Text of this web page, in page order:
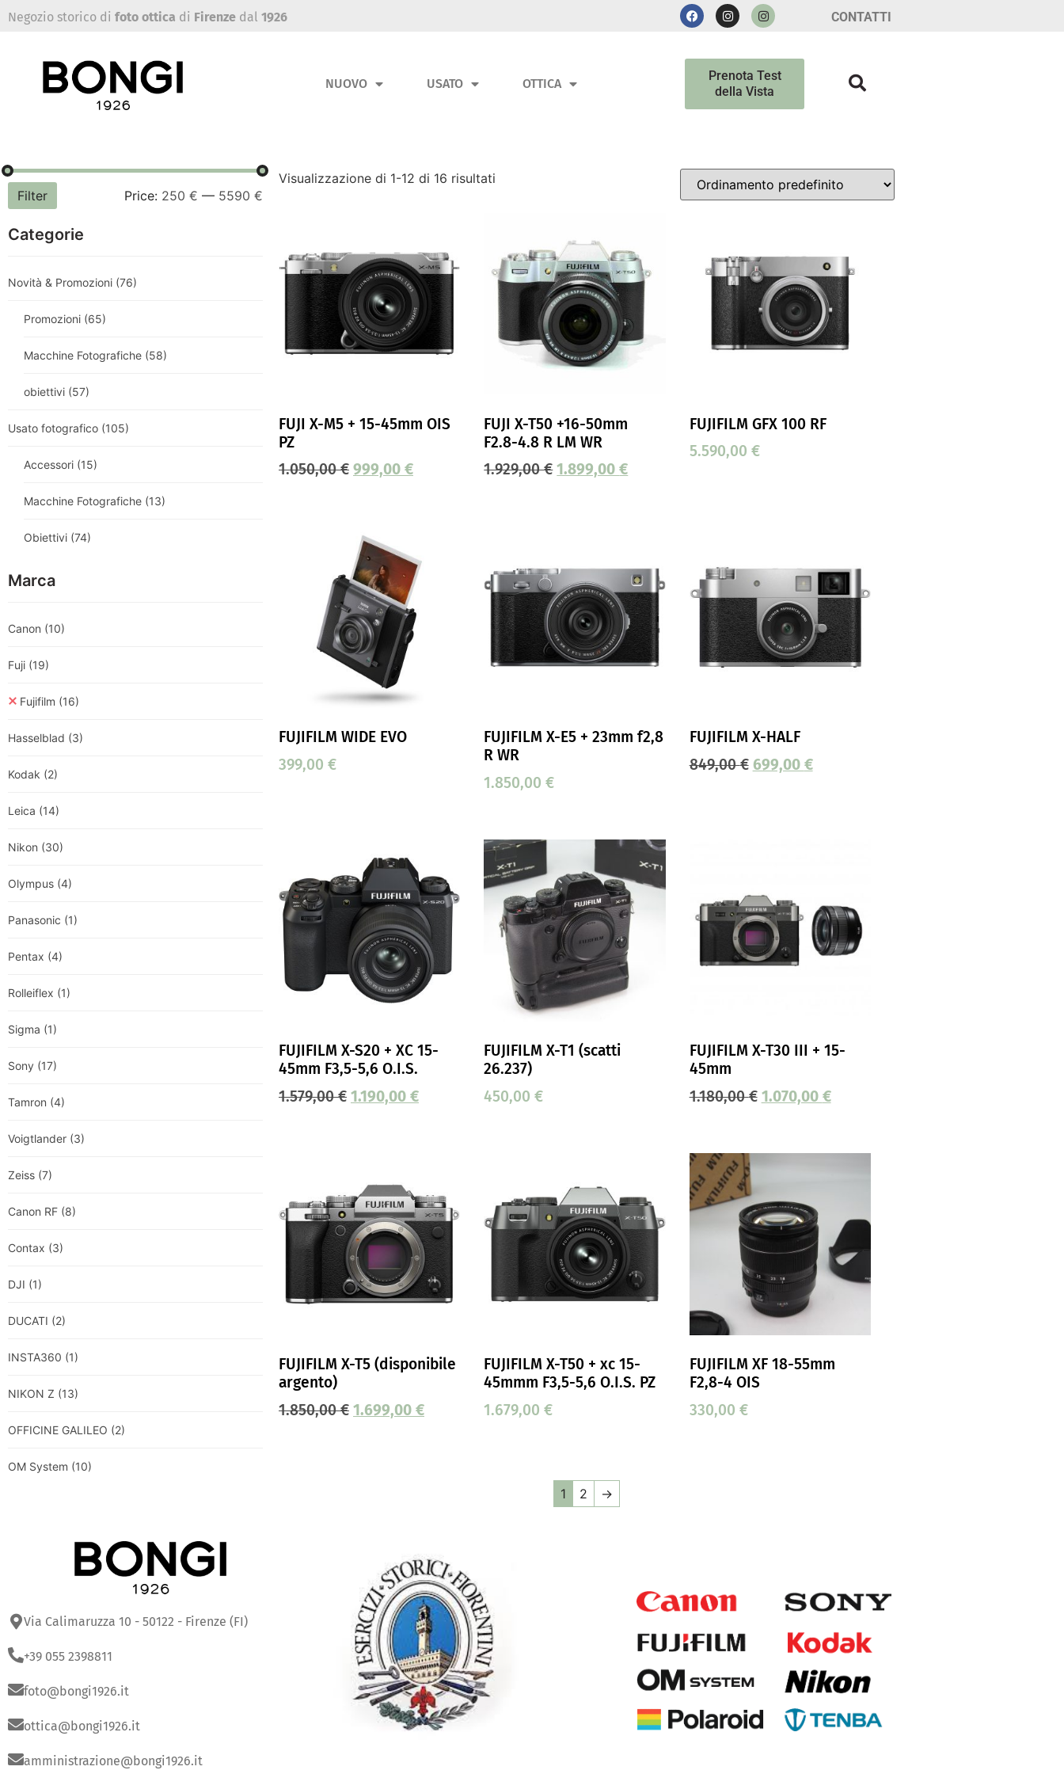
Negozio storico di foto ottica di Firenze dal 1926 CONTATTI
NUOVO USATO OTTICA
Prenota Test
della Vista
Filter Price: 250 € — 5590 €
Categorie
Novità & Promozioni (76)
Promozioni (65)
Macchine Fotografiche (58)
obiettivi (57)
Usato fotografico (105)
Accessori (15)
Macchine Fotografiche (13)
Obiettivi (74)
Marca
Canon (10)
Fuji (19)
Fujifilm (16)
Hasselblad (3)
Kodak (2)
Leica (14)
Nikon (30)
Olympus (4)
Panasonic (1)
Pentax (4)
Rolleiflex (1)
Sigma (1)
Sony (17)
Tamron (4)
Voigtlander (3)
Zeiss (7)
Canon RF (8)
Contax (3)
DJI (1)
DUCATI (2)
INSTA360 (1)
NIKON Z (13)
OFFICINE GALILEO (2)
OM System (10)
Visualizzazione di 1-12 di 16 risultati
FUJI X-M5 + 15-45mm OIS
PZ
1.050,00€ 999,00 €
FUJI X-T50 +16-50mm
F2.8-4.8 R LM WR
1.929,00€ 1.899,00€
FUJIFILM GFX 100 RF
5.590,00 €
FUJIFILM WIDE EVO
399,00 €
FUJIFILM X-E5 + 23mm f2,8
R WR
1.850,00€
FUJIFILM X-HALF
849,00€ 699,00 €
FUJIFILM X-S20 + XC 15-
45mm F3,5-5,6 O.I.S.
1.579,00€ 1.190,00 €
FUJIFILM X-T1 (scatti
26.237)
450,00€
FUJIFILM X-T30 III + 15-
45mm
1.180,00€ 1.070,00 €
FUJIFILM X-T5 (disponibile
argento)
1.850,00€ 1.699,00 €
FUJIFILM X-T50 + xc 15-
45mmm F3,5-5,6 O.I.S. PZ
1.679,00€
FUJIFILM XF 18-55mm
F2,8-4 OIS
330,00 €
1 2 →
Via Calimaruzza 10 - 50122 - Firenze (FI)
+39 055 2398811
foto@bongi1926.it
ottica@bongi1926.it
amministrazione@bongi1926.it